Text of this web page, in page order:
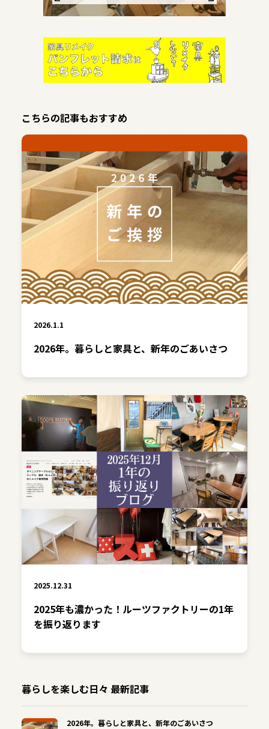
こちらの記事もおすすめ
2026.1.1
2026年。暮らしと家具と、新年のごあいさつ
2025.12.31
2025年も濃かった！ルーツファクトリーの1年
を振り返ります
暮らしを楽しむ日々 最新記事
2026年。暮らしと家具と、新年のごあいさつ